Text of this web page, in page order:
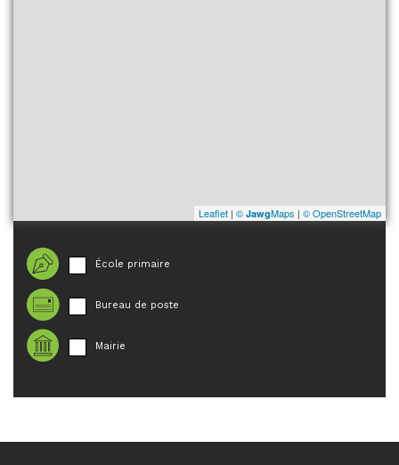
Leaflet | © JawgMaps | © OpenStreetMap
École primaire
Bureau de poste
Mairie